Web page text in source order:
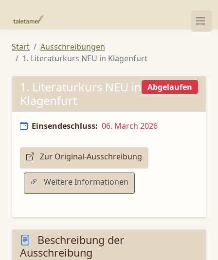
Start
Ausschreibungen
1. Literaturkurs NEU in Klagenfurt
1. Literaturkurs NEU in
Klagenfurt
Abgelaufen
Einsendeschluss: 06. March 2026
Zur Original-Ausschreibung
Weitere Informationen
Beschreibung der
Ausschreibung